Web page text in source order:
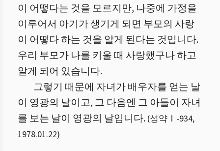
이 어떻다는 것을 모르지만, 나중에 가정을
이루어서 아기가 생기게 되면 부모의 사랑
이 어떻다 하는 것을 알게 된다는 것입니다.
우리 부모가 나를 키울 때 사랑했구나 하고
알게 되어 있습니다.
그렇기 때문에 자녀가 배우자를 얻는 날
이 영광의 날이고, 그 다음엔 그 아들이 자녀
를 보는 날이 영광의 날입니다. (성약Ⅰ -934,
1978.01.22)